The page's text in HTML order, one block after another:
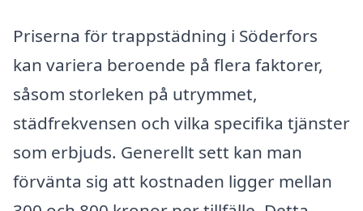
Priserna för trappstädning i Söderfors
kan variera beroende på flera faktorer,
såsom storleken på utrymmet,
städfrekvensen och vilka specifika tjänster
som erbjuds. Generellt sett kan man
förvänta sig att kostnaden ligger mellan